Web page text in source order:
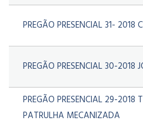
PREGÃO PRESENCIAL 31- 2018
PREGÃO PRESENCIAL 30-2018
PREGÃO PRESENCIAL 29-2018
PATRULHA MECANIZADA